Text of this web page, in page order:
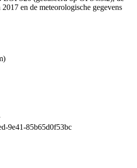
en de meteorologische gegevens
9e41-85b65d0f53bc